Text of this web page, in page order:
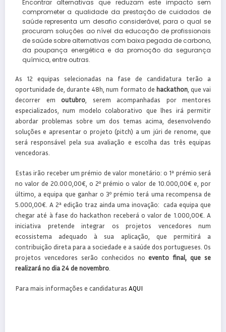
Encontrar alternativas que reduzam este impacto sem
comprometer a qualidade da prestação de cuidados de
saúde representa um desafio considerável, para o qual se
procuram soluções ao nível da educação de profissionais
de saúde sobre alternativas com baixa pegada de carbono,
da poupança energética e da promoção da segurança
química, entre outras.
As 12 equipas selecionadas na fase de candidatura terão a
oportunidade de, durante 48h, num formato de hackathon, que vai
decorrer em outubro , serem acompanhadas por mentores
especializados, num modelo colaborativo que lhes irá permitir
abordar problemas sobre um dos temas acima, desenvolvendo
soluções e apresentar o projeto (pitch) a um júri de renome, que
será responsável pela sua avaliação e escolha das três equipas
vencedoras.
Estas irão receber um prémio de valor monetário: o 1ª prémio será
no valor de 20.000,00€, o 2º prémio o valor de 10.000,00€ e, por
último, a equipa que ganhar o 3º prémio terá uma recompensa de
5.000,00€. A 2ª edição traz ainda uma inovação: cada equipa que
chegar até à fase do hackathon receberá o valor de 1.000,00€. A
iniciativa pretende integrar os projetos vencedores num
ecossistema adequado à sua aplicação, que permitirá a
contribuição direta para a sociedade e a saúde dos portugueses. Os
projetos vencedores serão conhecidos noevento final, que se
realizará no dia 24 de novembro
Para mais informações e candidaturas AQUI